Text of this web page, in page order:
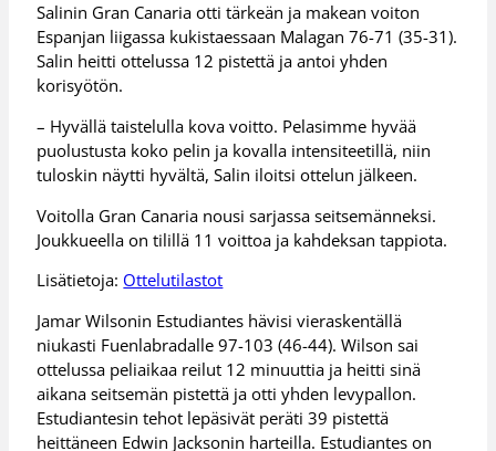
Salinin Gran Canaria otti tärkeän ja makean voiton
Espanjan liigassa kukistaessaan Malagan 76-71 (35-31).
Salin heitti ottelussa 12 pistettä ja antoi yhden
korisyötön.
– Hyvällä taistelulla kova voitto. Pelasimme hyvää
puolustusta koko pelin ja kovalla intensiteetillä, niin
tuloskin näytti hyvältä, Salin iloitsi ottelun jälkeen.
Voitolla Gran Canaria nousi sarjassa seitsemänneksi.
Joukkueella on tilillä 11 voittoa ja kahdeksan tappiota.
Lisätietoja: Ottelutilastot
Jamar Wilsonin Estudiantes hävisi vieraskentällä
niukasti Fuenlabradalle 97-103 (46-44). Wilson sai
ottelussa peliaikaa reilut 12 minuuttia ja heitti sinä
aikana seitsemän pistettä ja otti yhden levypallon.
Estudiantesin tehot lepäsivät peräti 39 pistettä
heittäneen Edwin Jacksonin harteilla. Estudiantes on